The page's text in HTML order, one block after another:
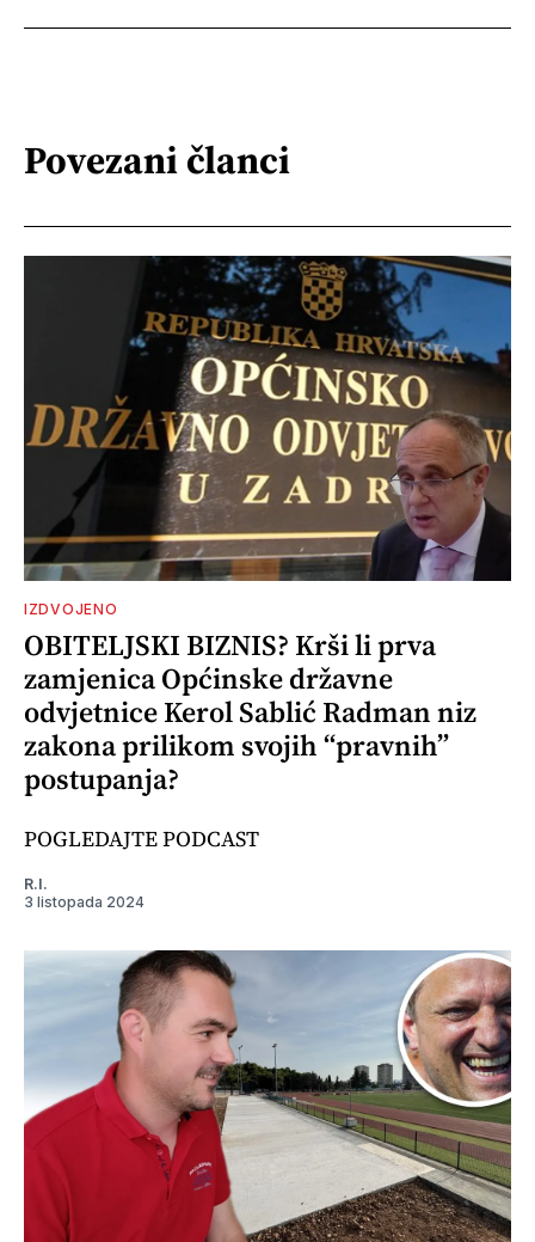
Povezani članci
IZDVOJENO
OBITELJSKI BIZNIS? Krši li prva
zamjenica Općinske državne
odvjetnice Kerol Sablić Radman niz
zakona prilikom svojih “pravnih”
postupanja?
POGLEDAJTE PODCAST
R.I.
3 listopada 2024